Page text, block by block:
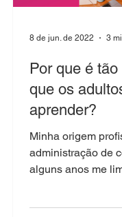
Por que é tão
que os
aprender?
Minha origem
administração de
alguns anos me
8 de jun. de 2022 3